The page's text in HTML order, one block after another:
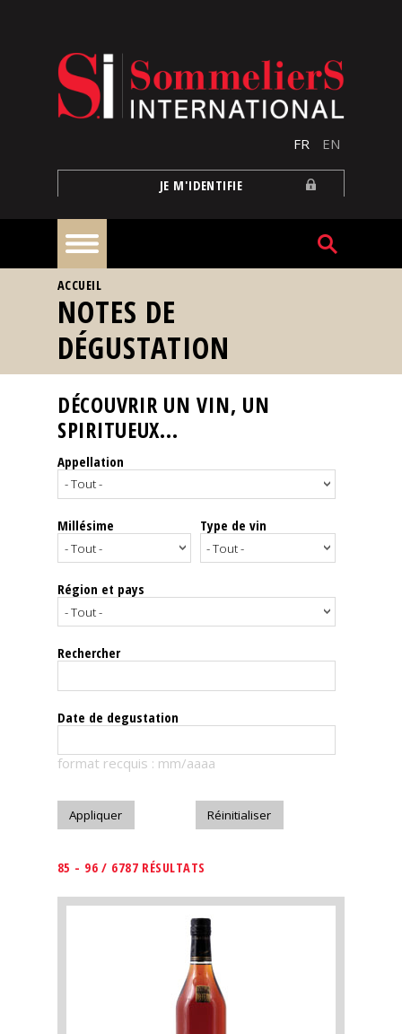
FR EN
JE M'IDENTIFIE
À
la
une
Reportages
Nos
Spiritueux
Notes
dégustation
Le
magazine
Télécharger
VOUS ÊTES ICI
ACCUEIL
NOTES DE
DÉGUSTATION
DÉCOUVRIR UN VIN, UN
SPIRITUEUX...
Appellation
Millésime Type de vin
Région et pays
Rechercher
Date de degustation
format recquis : mm/aaaa
85 - 96 / 6787 RÉSULTATS